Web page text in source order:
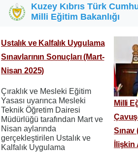
Ana içeriğe atla
Kuzey Kıbrıs Türk
Milli Eğitim Bakanlığı
Ustalık ve Kalfalık Uygulama
Sınavlarının Sonuçları (Mart-
Nisan 2025)
Çıraklık ve Mesleki Eğitim
Yasası uyarınca Mesleki
Teknik Öğretim Dairesi
Müdürlüğü tarafından Mart ve
Nisan aylarında
gerçekleştirilen Ustalık ve
Kalfalık Uygulama
Milli
Sınav
İlişkin